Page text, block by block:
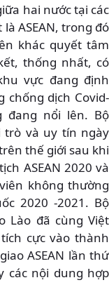
hai nước tại các
ASEAN, trong đó
khác quyết tâm
thống nhất, có
vực đang định
dịch Covid-
đang nổi lên. Bộ
trò và uy tín ngày
thế giới sau khi
ASEAN 2020 và
không thường
2020 -2021. Bộ
Lào đã cùng Việt
cực vào thành
ASEAN lần thứ
các nội dung hợp